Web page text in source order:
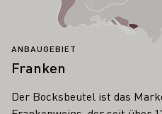
ANBAUGEBIET
Franken
Der Bocksbeutel ist das